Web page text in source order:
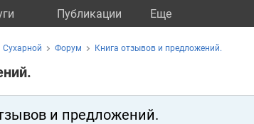
Публикации Eще
Форум Книга отзывов и предложений.
и предложений.